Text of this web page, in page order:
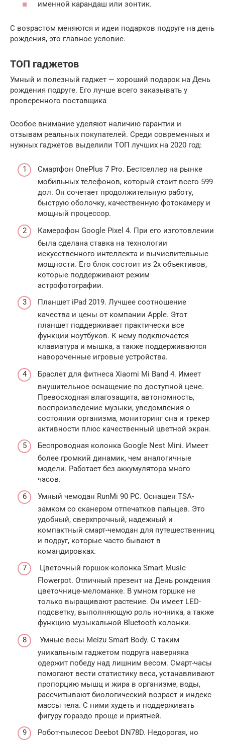
именной карандаш или зонтик.
С возрастом меняются и идеи подарков подруге на день
рождения, это главное условие.
ТОП гаджетов
Умный и полезный гаджет — хороший подарок на День
рождения подруге. Его лучше всего заказывать у
проверенного поставщика
Особое внимание уделяют наличию гарантии и
отзывам реальных покупателей. Среди современных и
нужных гаджетов выделили ТОП лучших на 2020 год:
Смартфон OnePlus 7 Pro. Бестселлер на рынке
мобильных телефонов, который стоит всего 599
дол. Он сочетает продолжительную работу,
быструю оболочку, качественную фотокамеру и
мощный процессор.
Камерофон Google Pixel 4. При его изготовлении
была сделана ставка на технологии
искусственного интеллекта и вычислительные
мощности. Его блок состоит из 2х объективов,
которые поддерживают режим
астрофотографии.
Планшет iPad 2019. Лучшее соотношение
качества и цены от компании Apple. Этот
планшет поддерживает практически все
функции ноутбуков. К нему подключается
клавиатура и мышка, а также поддерживаются
навороченные игровые устройства.
Браслет для фитнеса Xiaomi Mi Band 4. Имеет
внушительное оснащение по доступной цене.
Превосходная влагозащита, автономность,
воспроизведение музыки, уведомления о
состоянии организма, мониторинг сна и трекер
активности плюс качественный цветной экран.
Беспроводная колонка Google Nest Mini. Имеет
более громкий динамик, чем аналогичные
модели. Работает без аккумулятора много
часов.
Умный чемодан RunMi 90 PC. Оснащен TSA-
замком со сканером отпечатков пальцев. Это
удобный, сверхпрочный, надежный и
компактный смарт-чемодан для путешественниц
и подруг, которые часто бывают в
командировках.
Цветочный горшок-колонка Smart Music
Flowerpot. Отличный презент на День рождения
цветочнице-меломанке. В умном горшке не
только выращивают растение. Он имеет LED-
подсветку, выполняющую роль ночника, а также
функцию музыкальной Bluetooth колонки.
Умные весы Meizu Smart Body. С таким
уникальным гаджетом подруга наверняка
одержит победу над лишним весом. Смарт-часы
помогают вести статистику веса, устанавливают
пропорцию мышц и жира в организме, воды,
рассчитывают биологический возраст и индекс
массы тела. С ними худеть и поддерживать
фигуру гораздо проще и приятней.
Робот-пылесос Deebot DN78D. Недорогая, но